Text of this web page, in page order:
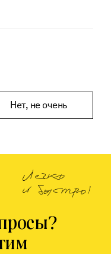
Нет, не очень
Легко
и быстро!